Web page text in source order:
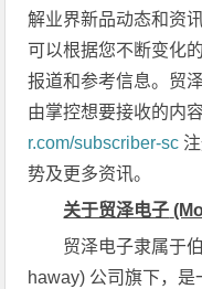
解业界新品动态和资
可以根据您不断变化
报道和参考信息。贸
由掌控想要接收的内
r.com/subscriber-sc
势及更多资讯。
关于贸泽电子
贸泽电子隶属于
haway) 公司旗下，是